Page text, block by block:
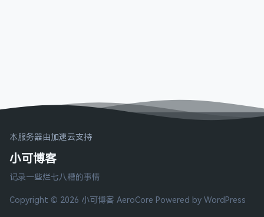
本服务器由加速云支持
小可博客
记录一些烂七八糟的事情
Copyright © 2026 小可博客 AeroCore Powered by WordPress